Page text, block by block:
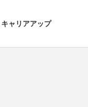
ャリアアップ